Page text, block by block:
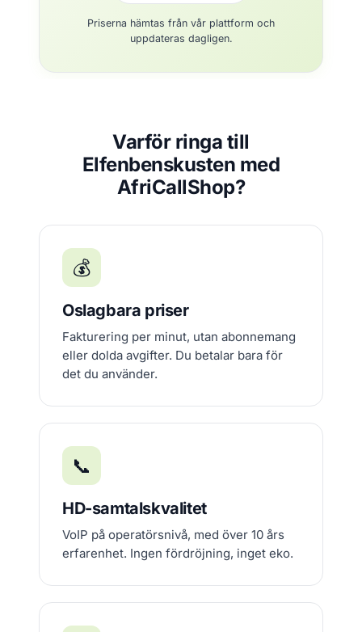
Priserna hämtas från vår plattform och
uppdateras dagligen.
Varför ringa till
Elfenbenskusten med
AfriCallShop?
💰
Oslagbara priser
Fakturering per minut, utan abonnemang
eller dolda avgifter. Du betalar bara för
det du använder.
📞
HD-samtalskvalitet
VoIP på operatörsnivå, med över 10 års
erfarenhet. Ingen fördröjning, inget eko.